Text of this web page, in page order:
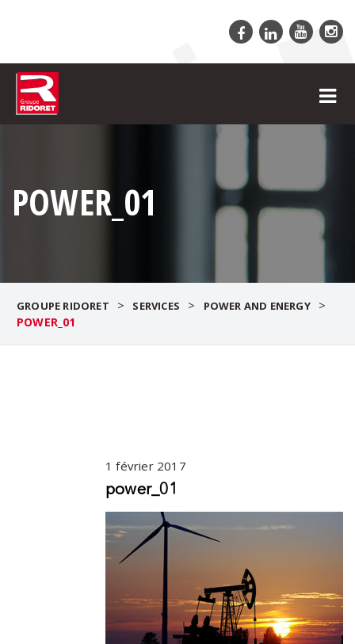
POWER_01
GROUPE RIDORET > SERVICES > POWER AND ENERGY >
POWER_01
1 février 2017
power_01